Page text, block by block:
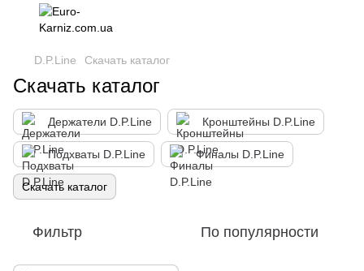
D.P.Line Скачать каталог
Скачать каталог
Держатели D.P.Line Кронштейны D.P.Line
Подхваты D.P.Line Финалы D.P.Line
Скачать каталог
Фильтр По популярности